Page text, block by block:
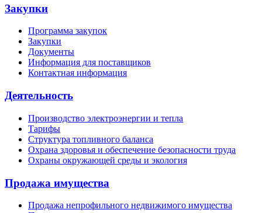
Закупки
Программа закупок
Закупки
Документы
Информация для поставщиков
Контактная информация
Деятельность
Производство электроэнергии и тепла
Тарифы
Структура топливного баланса
Охрана здоровья и обеспечение безопасности труда
Охраны окружающей среды и экология
Продажа имущества
Продажа непрофильного недвижимого имущества